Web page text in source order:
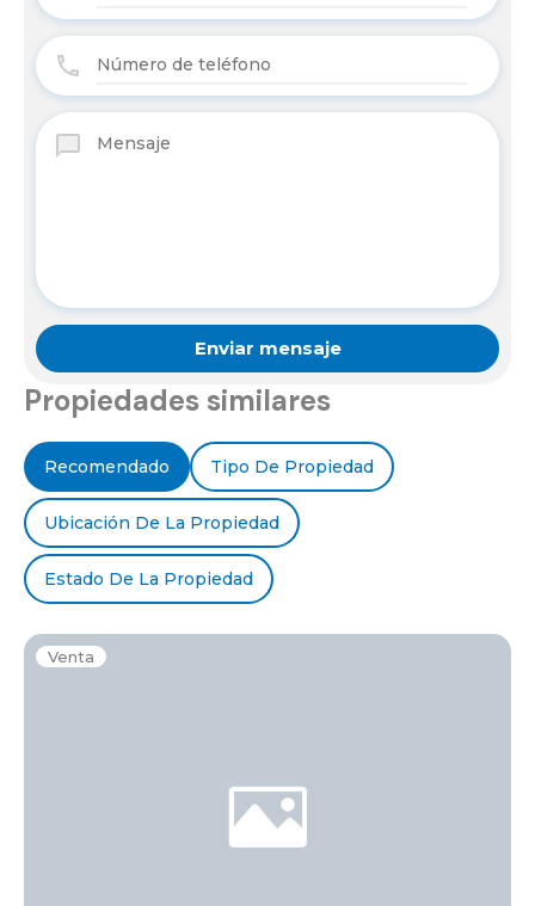
Propiedades similares
Recomendado Tipo De Propiedad
Ubicación De La Propiedad
Estado De La Propiedad
Venta